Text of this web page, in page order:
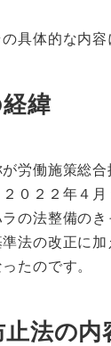
具体的な内容
緯
労働施策総
０２２年４
の法整備の
法の改正に
たのです。
法の内